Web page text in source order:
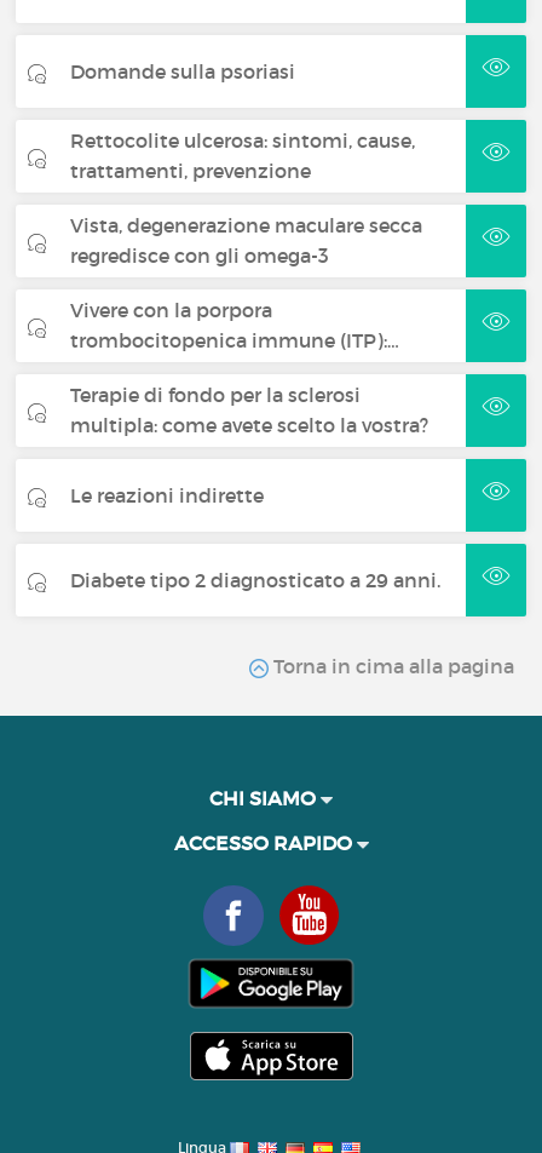
Domande sulla psoriasi
Rettocolite ulcerosa: sintomi, cause,
trattamenti, prevenzione
Vista, degenerazione maculare secca
regredisce con gli omega-3
Vivere con la porpora
trombocitopenica immune (ITP):…
Terapie di fondo per la sclerosi
multipla: come avete scelto la vostra?
Le reazioni indirette
Diabete tipo 2 diagnosticato a 29 anni.
Torna in cima alla pagina
CHI SIAMO
ACCESSO RAPIDO
Lingua